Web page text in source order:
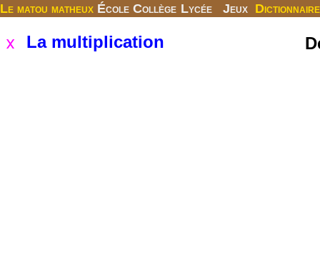
Le matou matheux École Collège Lycée Jeux Dictionnaire
La multiplication